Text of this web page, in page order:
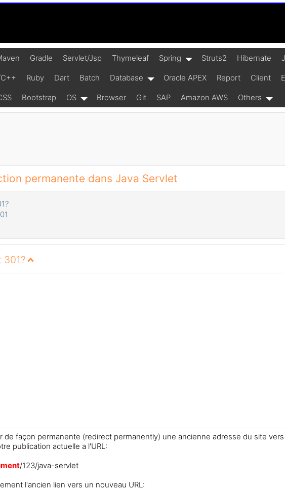
Gradle Servlet/Jsp Thymeleaf Spring Struts2 Hibernate
Ruby Dart Batch Database Oracle APEX Report Client
Bootstrap OS Browser Git SAP Amazon AWS Others
permanente dans Java Servlet
301?
de façon permanente (redirect permanently) une ancienne adresse du site
publication actuelle a l'URL:
/123/java-servlet
l'ancien lien vers un nouveau URL: